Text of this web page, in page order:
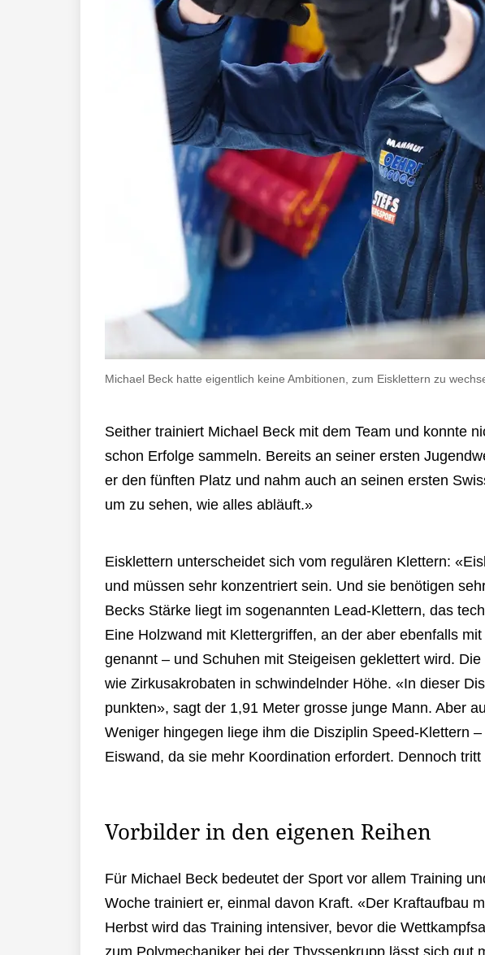
Michael Beck hatte eigentlich keine Ambitionen, zum Eisklettern zu
Seither trainiert Michael Beck mit dem Team und konnte
schon Erfolge sammeln. Bereits an seiner ersten
er den fünften Platz und nahm auch an seinen ersten
um zu sehen, wie alles abläuft.»
Eisklettern unterscheidet sich vom regulären Klettern:
und müssen sehr konzentriert sein. Und sie benötigen
Becks Stärke liegt im sogenannten Lead-Klettern, das
Eine Holzwand mit Klettergriffen, an der aber ebenfalls
genannt – und Schuhen mit Steigeisen geklettert wird.
wie Zirkusakrobaten in schwindelnder Höhe. «In dieser
punkten», sagt der 1,91 Meter grosse junge Mann. Aber
Weniger hingegen liege ihm die Disziplin Speed-Klettern
Eiswand, da sie mehr Koordination erfordert. Dennoch
Vorbilder in den eigenen Reihen
Für Michael Beck bedeutet der Sport vor allem Training
Woche trainiert er, einmal davon Kraft. «Der Kraftaufbau
Herbst wird das Training intensiver, bevor die
zum Polymechaniker bei der Thyssenkrupp lässt sich gut